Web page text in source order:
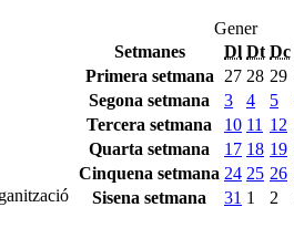
Gener
Setmanes
Dl Dt Dc
Primera setmana
27 28 29
Segona setmana
3 4 5
Tercera setmana
10 11 12
Quarta setmana
17 18 19
Cinquena setmana 24 25 26
Sisena setmana
31 1 2